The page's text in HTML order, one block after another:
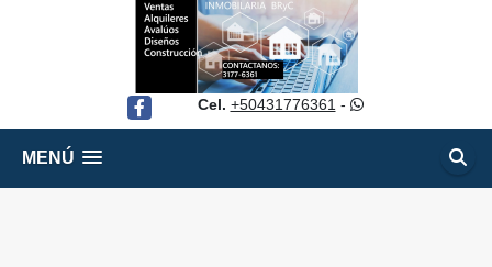
Facebook Cel. +50431776361 -
MENÚ